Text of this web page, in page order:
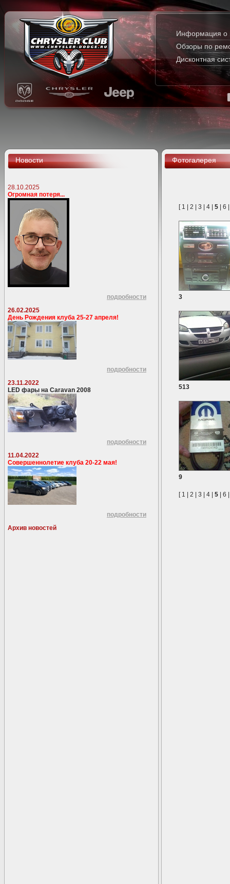
Информация о
Обзоры по
Дисконтная
Новости
28.10.2025
Огромная потеря...
подробности
26.02.2025
День Рождения клуба 25-27 апреля!
подробности
23.11.2022
LED фары на Caravan 2008
подробности
11.04.2022
Совершеннолетие клуба 20-22 мая!
подробности
Архив новостей
Фотогалерея
[ 1 2 3 4 5 6
3
513
9
[ 1 2 3 4 5 6